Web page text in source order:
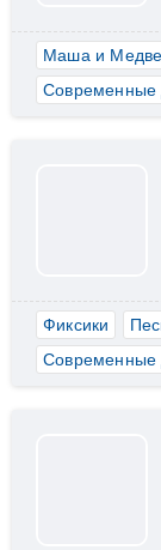
Маша и
Современные
Фиксики
Современные